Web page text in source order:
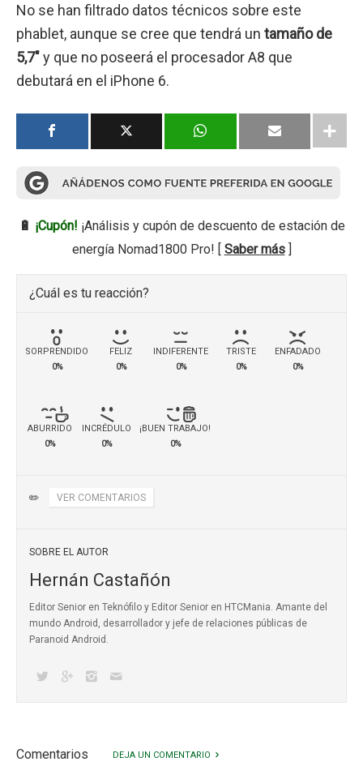
No se han filtrado datos técnicos sobre este
phablet, aunque se cree que tendrá un tamaño de
5,7″y que no poseerá el procesador A8 que
debutará en el iPhone 6.
🔋 ¡Cupón! ¡Análisis y cupón de descuento de estación de
energía Nomad1800 Pro! [ Saber más]
¿Cuál es tu reacción?
SORPRENDIDO
0%
FELIZ
0%
INDIFERENTE
0%
TRISTE
0%
ENFADADO
0%
ABURRIDO
0%
INCRÉDULO
0%
¡BUEN TRABAJO!
0%
✏️ VER COMENTARIOS
SOBRE EL AUTOR
Hernán Castañón
Editor Senior en Teknófilo y Editor Senior en HTCMania. Amante del
mundo Android, desarrollador y jefe de relaciones públicas de
Paranoid Android.
Comentarios DEJA UN COMENTARIO